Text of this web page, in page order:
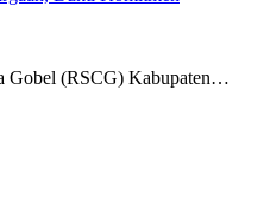
Gobel (RSCG) Kabupaten…